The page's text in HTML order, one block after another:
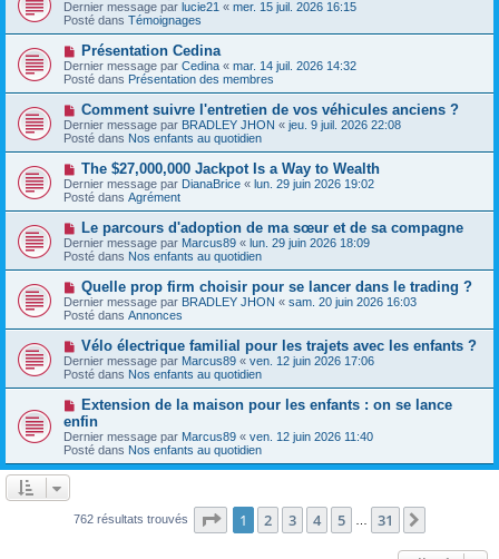
s
a
g
e
u
m
e
s
a
g
e
u
v
e
a
u
m
e
s
s
a
g
e
Dernier message par lucie21 « mer. 15 juil. 2026 16:15
Posté dans Témoignages
N
o
u
v
a
u
m
e
s
s
a
g
e
Présentation Cedina
Dernier message par Cedina « mar. 14 juil. 2026 14:32
Posté dans Présentation des membres
N
o
u
v
e
u
m
e
s
a
g
e
Comment suivre l'entretien de vos véhicules anciens ?
Dernier message par BRADLEY JHON « jeu. 9 juil. 2026 22:08
Posté dans Nos enfants au quotidien
N
o
u
v
e
a
u
m
e
s
s
a
g
e
The $27,000,000 Jackpot Is a Way to Wealth
Dernier message par DianaBrice « lun. 29 juin 2026 19:02
Posté dans Agrément
N
o
u
v
a
u
m
e
s
s
a
g
e
Le parcours d'adoption de ma sœur et de sa compagne
Dernier message par Marcus89 « lun. 29 juin 2026 18:09
Posté dans Nos enfants au quotidien
N
o
u
v
e
u
m
e
s
a
g
e
Quelle prop firm choisir pour se lancer dans le trading ?
Dernier message par BRADLEY JHON « sam. 20 juin 2026 16:03
Posté dans Annonces
N
o
u
v
e
a
u
m
e
s
e
Vélo électrique familial pour les trajets avec les enfants ?
Dernier message par Marcus89 « ven. 12 juin 2026 17:06
Posté dans Nos enfants au quotidien
N
o
u
v
e
a
s
Extension de la maison pour les enfants : on se lance
enfin
Dernier message par Marcus89 « ven. 12 juin 2026 11:40
Posté dans Nos enfants au quotidien
762 résultats trouvés Page 1sur31
1 2 3 4 5 31